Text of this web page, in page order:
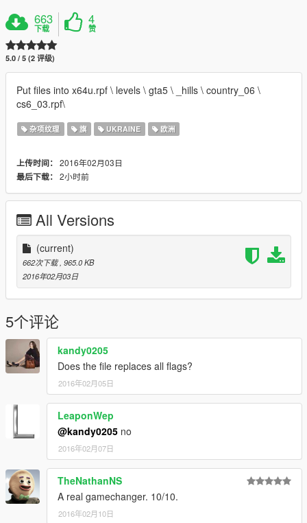
663
下载
4
赞
5.0 / 5 (2 评级)
Put files into x64u.rpf \ levels \ gta5 \ _hills \ country_06 \
cs6_03.rpf\
杂项纹理 旗 UKRAINE 欧洲
上传时间： 2016年02月03日
最后下载： 2小时前
All Versions
(current)
662次下载 , 965.0 KB
2016年02月03日
5个评论
kandy0205
Does the file replaces all flags?
2016年02月05日
LeaponWep
@kandy0205 no
2016年02月07日
TheNathanNS
A real gamechanger. 10/10.
2016年02月10日